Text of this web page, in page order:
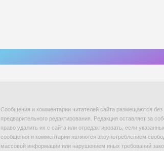
Сообщения и комментарии читателей сайта размещаются без
предварительного редактирования. Редакция оставляет за
право удалить их с сайта или отредактировать, если
сообщения и комментарии являются злоупотреблением
массовой информации или нарушением иных требований